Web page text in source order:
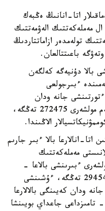
اتا-انانىڭ ەڭبەك
ال مەملەكەتتىك الەۋمەتتىك
تولەمدەر ازاماتتاردىڭ
باعىتتالعان.
بالا دۇنيەگە كەلگەن
تەڭگە كولەمىندە ءبىرجولعى
جانە ودان
كەيىنگى بالالار تۋعان جاعدايدا تولەم مولشەرى 272475 تەڭگە،
الاڭىندا.
انالارعا بالا ءبىر جارىم
مەملەكەتتىك
ءبىرىنشى بالاعا -
24912 تەڭگە، ەكىنشى بالاعا — 29454 تەڭگە، ءۇشىنشى
جانە ودان كەيىنگى بالالارعا
- 38493 تەڭگە. 2026 -جىلعى 1- تامىزداعى جاعداي بويىنشا